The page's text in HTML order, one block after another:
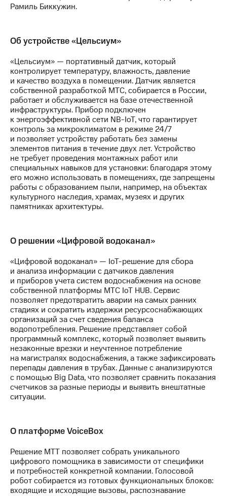
На главную
Рамиль Биккужин.
Об устройстве «Цельсиум»
«Цельсиум» — портативный датчик, который
контролирует температуру, влажность, давление
и качество воздуха в помещении. Датчик является
собственной разработкой МТС, собирается в России,
работает и обслуживается на базе отечественной
инфраструктуры. Прибор подключен
к энергоэффективной сети NB-IoT, что гарантирует
контроль за микроклиматом в режиме 24/7
и позволяет устройству работать без замены
элементов питания в течение двух лет. Устройство
не требует проведения монтажных работ или
специальных навыков для установки: благодаря этому
его можно использовать в помещениях, где запрещены
работы с образованием пыли, например, на объектах
культурного наследия, храмах, музеях и других
памятниках архитектуры.
О решении «Цифровой водоканал»
«Цифровой водоканал» — IoT-решение для сбора
и анализа информации с датчиков давления
и приборов учета систем водоснабжения на основе
собственной платформы МТС IoT HUB. Сервис
позволяет предотвратить аварии на самых ранних
стадиях и сократить издержки ресурсоснабжающих
организаций за счет сведения баланса
водопотребления. Решение представляет собой
программный комплекс, который позволяет выявить
незаконные врезки и неучтенное потребление
на магистралях водоснабжения, а также зафиксировать
перепады давления в трубах. Данные с анализируются
с помощью Big Data, что позволяет сравнить показания
счетчиков за разные периоды и выявить внештатные
ситуации.
О платформе VoiceBox
Решение МТТ позволяет собрать уникального
цифрового помощника в зависимости от специфики
и потребностей конкретной компании. Голосовой
робот собирается из готовых функциональных блоков:
входящие и исходящие вызовы, распознавание